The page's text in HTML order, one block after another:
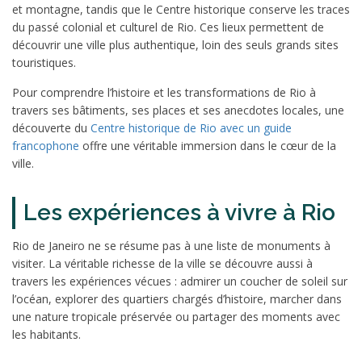
et montagne, tandis que le Centre historique conserve les traces
du passé colonial et culturel de Rio. Ces lieux permettent de
découvrir une ville plus authentique, loin des seuls grands sites
touristiques.
Pour comprendre l’histoire et les transformations de Rio à
travers ses bâtiments, ses places et ses anecdotes locales, une
découverte du Centre historique de Rio avec un guide
francophone offre une véritable immersion dans le cœur de la
ville.
Les expériences à vivre à Rio
Rio de Janeiro ne se résume pas à une liste de monuments à
visiter. La véritable richesse de la ville se découvre aussi à
travers les expériences vécues : admirer un coucher de soleil sur
l’océan, explorer des quartiers chargés d’histoire, marcher dans
une nature tropicale préservée ou partager des moments avec
les habitants.